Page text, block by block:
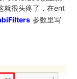
就很头疼了，在ent
参数里写